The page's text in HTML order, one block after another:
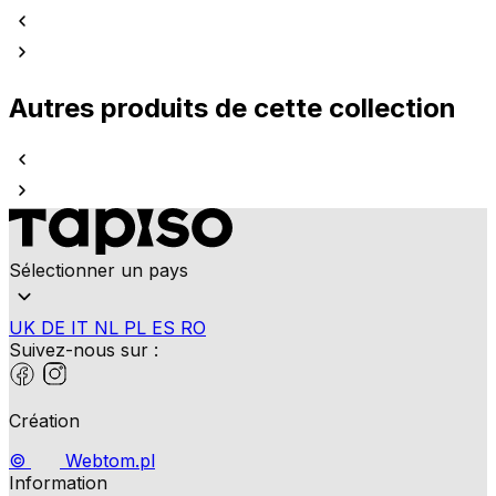
Autres produits de cette collection
Sélectionner un pays
UK DE IT NL PL ES RO
Suivez-nous sur :
Création
©
Webtom.pl
Information